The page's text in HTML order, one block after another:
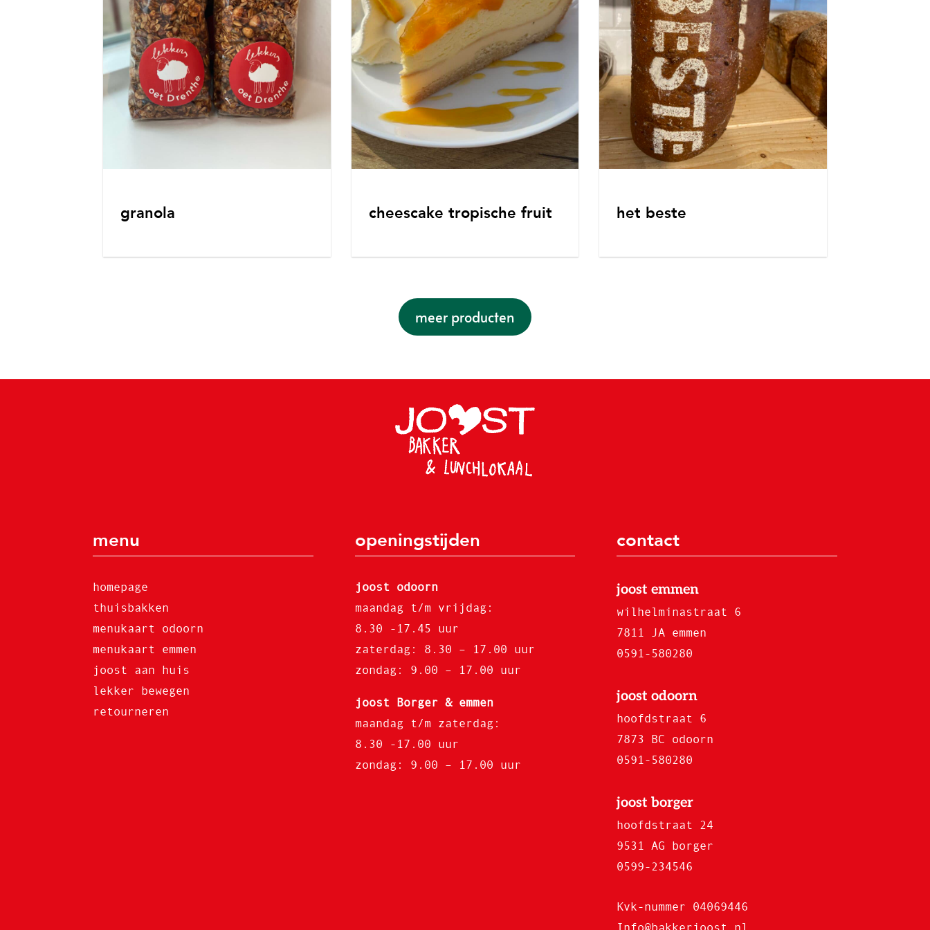
granola cheescake tropische fruit het beste
meer producten
menu
homepage
thuisbakken
menukaart odoorn
menukaart emmen
joost aan huis
lekker bewegen
retourneren
openingstijden
joost odoorn
maandag t/m vrijdag:
8.30 -17.45 uur
zaterdag: 8.30 – 17.00 uur
zondag: 9.00 – 17.00 uur
joost Borger & emmen
maandag t/m zaterdag:
8.30 -17.00 uur
zondag: 9.00 – 17.00 uur
contact
joost emmen
wilhelminastraat 6
7811 JA emmen
0591-580280
joost odoorn
hoofdstraat 6
7873 BC odoorn
0591-580280
joost borger
hoofdstraat 24
9531 AG borger
0599-234546
Kvk-nummer 04069446